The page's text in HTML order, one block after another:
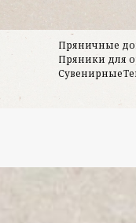
Пряничные
Пряники для
Сувенирные